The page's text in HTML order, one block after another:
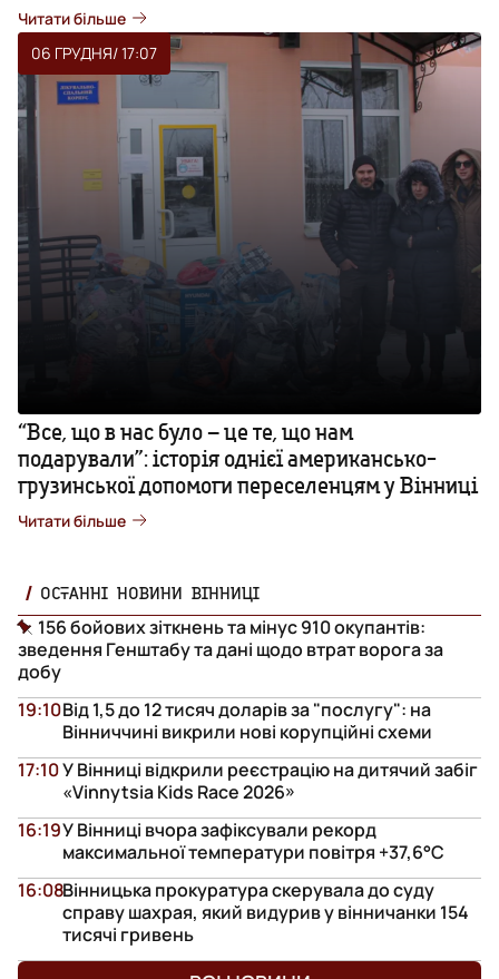
Читати більше
06 ГРУДНЯ/ 17:07
“Все, що в нас було – це те, що нам
подарували”: історія однієї американсько-
грузинської допомоги переселенцям у Вінниці
Читати більше
ОСТАННІ НОВИНИ ВІННИЦІ
156 бойових зіткнень та мінус 910 окупантів:
зведення Генштабу та дані щодо втрат ворога за
добу
Від 1,5 до 12 тисяч доларів за "послугу": на
Вінниччині викрили нові корупційні схеми
19:10
У Вінниці відкрили реєстрацію на дитячий забіг
«Vinnytsia Kids Race 2026»
17:10
У Вінниці вчора зафіксували рекорд
максимальної температури повітря +37,6°С
16:19
Вінницька прокуратура скерувала до суду
справу шахрая, який видурив у вінничанки 154
тисячі гривень
16:08